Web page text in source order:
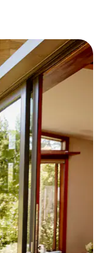
deslizando el dedo.